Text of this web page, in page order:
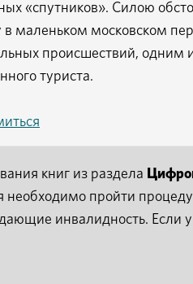
«спутников». Силою
в маленьком московском
происшествий, одним
туриста.
книг из раздела
необходимо пройти
инвалидность. Если у